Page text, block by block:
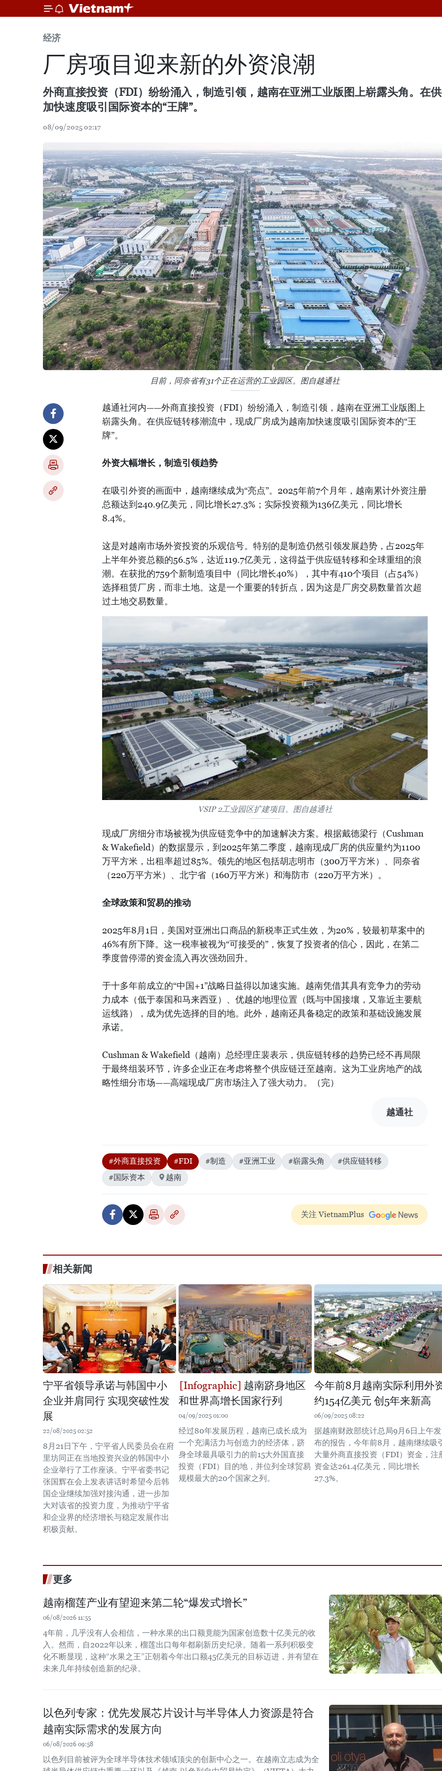
经济
厂房项目迎来新的外资浪潮
外商直接投资（FDI）纷纷涌入，制造引领，越南在亚洲工业版图上崭露头角。在
加快速度吸引国际资本的“王牌”。
08/09/2025 02:17
目前，同奈省有31个正在运营的工业园区。图自越通社
越通社河内——外商直接投资（FDI）纷纷涌入，制造引领，越南在亚洲工业版图上
崭露头角。在供应链转移潮流中，现成厂房成为越南加快速度吸引国际资本的“王
牌”。
外资大幅增长，制造引领趋势
在吸引外资的画面中，越南继续成为“亮点”。2025年前7个月年，越南累计外资注册
总额达到240.9亿美元，同比增长27.3%；实际投资额为136亿美元，同比增长
8.4%。
这是对越南市场外资投资的乐观信号。特别的是制造仍然引领发展趋势，占2025年
上半年外资总额的56.5%，达近119.7亿美元，这得益于供应链转移和全球重组的浪
潮。在获批的759个新制造项目中（同比增长40%），其中有410个项目（占54%）
选择租赁厂房，而非土地。这是一个重要的转折点，因为这是厂房交易数量首次超
过土地交易数量。
VSIP 2工业园区扩建项目。图自越通社
现成厂房细分市场被视为供应链竞争中的加速解决方案。根据戴德梁行（Cushman
& Wakefield）的数据显示，到2025年第二季度，越南现成厂房的供应量约为1100
万平方米，出租率超过85%。领先的地区包括胡志明市（300万平方米）、同奈省
（220万平方米）、北宁省（160万平方米）和海防市（220万平方米）。
全球政策和贸易的推动
2025年8月1日，美国对亚洲出口商品的新税率正式生效，为20%，较最初草案中的
46%有所下降。这一税率被视为“可接受的”，恢复了投资者的信心，因此，在第二
季度曾停滞的资金流入再次强劲回升。
于十多年前成立的“中国+1”战略日益得以加速实施。越南凭借其具有竞争力的劳动
力成本（低于泰国和马来西亚）、优越的地理位置（既与中国接壤，又靠近主要航
运线路），成为优先选择的目的地。此外，越南还具备稳定的政策和基础设施发展
承诺。
Cushman & Wakefield（越南）总经理庄裴表示，供应链转移的趋势已经不再局限
于最终组装环节，许多企业正在考虑将整个供应链迁至越南。这为工业房地产的战
略性细分市场——高端现成厂房市场注入了强大动力。（完）
越通社
#外商直接投资 #FDI #制造 #亚洲工业 #崭露头角
#供应链转移
#国际资本
越南
关注 VietnamPlus
相关新闻
宁平省领导承诺与韩国中小
企业并肩同行 实现突破性发
展
22/08/2025 02:52
8月21日下午，宁平省人民委员会在府
里坊同正在当地投资兴业的韩国中小
企业举行了工作座谈。宁平省委书记
张国辉在会上发表讲话时希望今后韩
国企业继续加强对接沟通，进一步加
大对该省的投资力度，为推动宁平省
和企业界的经济增长与稳定发展作出
积极贡献。
越南跻身地区
和世界高增长国家行列
04/09/2025 01:00
经过80年发展历程，越南已成长成为
一个充满活力与创造力的经济体，跻
身全球最具吸引力的前15大外国直接
投资（FDI）目的地，并位列全球贸易
规模最大的20个国家之列。
今年前8月越南实际利用外
约154亿美元 创5年来新高
06/09/2025 08:22
据越南财政部统计总局9月6日上午发
布的报告，今年前8月，越南继续吸
大量外商直接投资（FDI）资金，注
资金达261.4亿美元，同比增长
27.3%。
更多
越南榴莲产业有望迎来第二轮“爆发式增长”
06/08/2026 11:55
4年前，几乎没有人会相信，一种水果的出口额竟能为国家创造数十亿美元的收
入。然而，自2022年以来，榴莲出口每年都刷新历史纪录。随着一系列积极变
化不断显现，这种“水果之王”正朝着今年出口额45亿美元的目标迈进，并有望在
未来几年持续创造新的纪录。
以色列专家：优先发展芯片设计与半导体人力资源是符合
越南实际需求的发展方向
06/08/2026 09:58
以色列目前被评为全球半导体技术领域顶尖的创新中心之一。在越南立志成为全